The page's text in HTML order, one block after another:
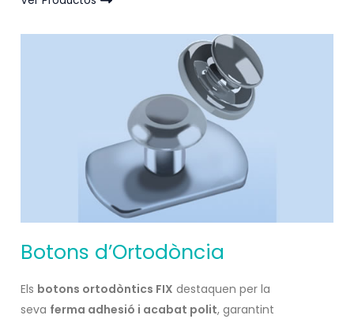
Botons d’Ortodòncia
Els botons ortodòntics FIX destaquen per la
seva ferma adhesió i acabat polit, garantint